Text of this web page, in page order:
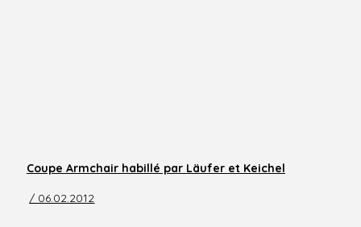
Coupe Armchair habillé par Läufer et Keichel
/ 06.02.2012